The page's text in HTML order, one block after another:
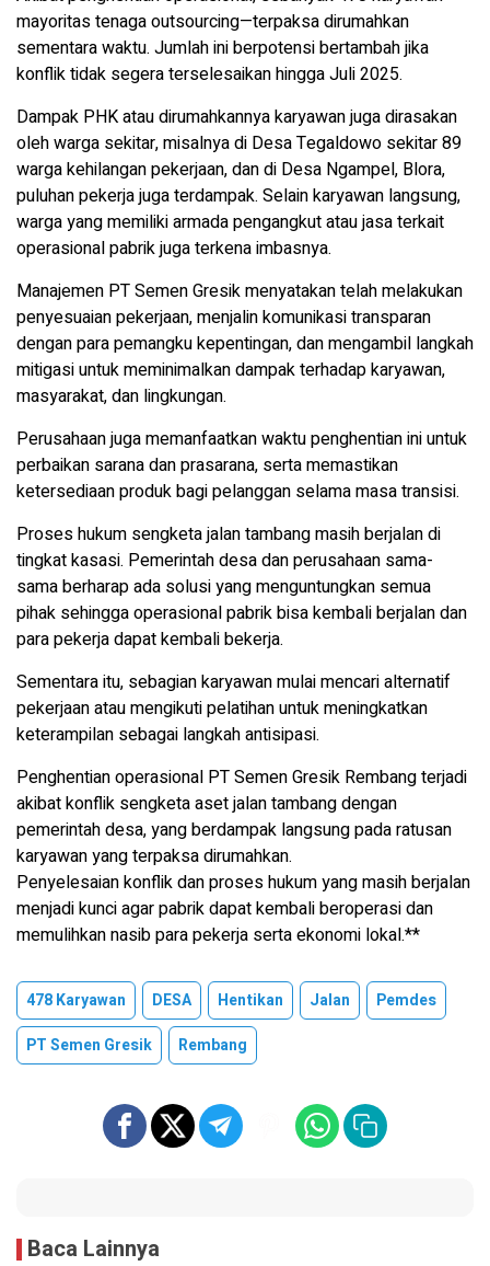
mayoritas tenaga outsourcing—terpaksa dirumahkan
sementara waktu. Jumlah ini berpotensi bertambah jika
konflik tidak segera terselesaikan hingga Juli 2025.
Dampak PHK atau dirumahkannya karyawan juga dirasakan
oleh warga sekitar, misalnya di Desa Tegaldowo sekitar 89
warga kehilangan pekerjaan, dan di Desa Ngampel, Blora,
puluhan pekerja juga terdampak. Selain karyawan langsung,
warga yang memiliki armada pengangkut atau jasa terkait
operasional pabrik juga terkena imbasnya.
Manajemen PT Semen Gresik menyatakan telah melakukan
penyesuaian pekerjaan, menjalin komunikasi transparan
dengan para pemangku kepentingan, dan mengambil langkah
mitigasi untuk meminimalkan dampak terhadap karyawan,
masyarakat, dan lingkungan.
Perusahaan juga memanfaatkan waktu penghentian ini untuk
perbaikan sarana dan prasarana, serta memastikan
ketersediaan produk bagi pelanggan selama masa transisi.
Proses hukum sengketa jalan tambang masih berjalan di
tingkat kasasi. Pemerintah desa dan perusahaan sama-
sama berharap ada solusi yang menguntungkan semua
pihak sehingga operasional pabrik bisa kembali berjalan dan
para pekerja dapat kembali bekerja.
Sementara itu, sebagian karyawan mulai mencari alternatif
pekerjaan atau mengikuti pelatihan untuk meningkatkan
keterampilan sebagai langkah antisipasi.
Penghentian operasional PT Semen Gresik Rembang terjadi
akibat konflik sengketa aset jalan tambang dengan
pemerintah desa, yang berdampak langsung pada ratusan
karyawan yang terpaksa dirumahkan.
Penyelesaian konflik dan proses hukum yang masih berjalan
menjadi kunci agar pabrik dapat kembali beroperasi dan
memulihkan nasib para pekerja serta ekonomi lokal.**
478 Karyawan DESA Hentikan Jalan
Pemdes
PT Semen Gresik
Rembang
Baca Lainnya